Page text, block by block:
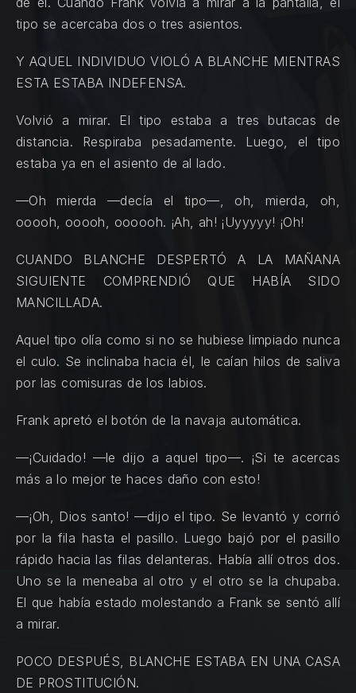
tipo se acercaba dos o tres asientos.
Y AQUEL INDIVIDUO VIOLÓ A BLANCHE MIENTRAS
ESTA ESTABA INDEFENSA.
Volvió a mirar. El tipo estaba a tres butacas de
distancia. Respiraba pesadamente. Luego, el tipo
estaba ya en el asiento de al lado.
—Oh mierda —decía el tipo—, oh, mierda, oh,
ooooh, ooooh, oooooh. ¡Ah, ah! ¡Uyyyyy! ¡Oh!
CUANDO BLANCHE DESPERTÓ A LA MAÑANA
SIGUIENTE COMPRENDIÓ QUE HABÍA SIDO
MANCILLADA.
Aquel tipo olía como si no se hubiese limpiado nunca
el culo. Se inclinaba hacia él, le caían hilos de saliva
por las comisuras de los labios.
Frank apretó el botón de la navaja automática.
—¡Cuidado! —le dijo a aquel tipo—. ¡Si te acercas
más a lo mejor te haces daño con esto!
—¡Oh, Dios santo! —dijo el tipo. Se levantó y corrió
por la fila hasta el pasillo. Luego bajó por el pasillo
rápido hacia las filas delanteras. Había allí otros dos.
Uno se la meneaba al otro y el otro se la chupaba.
El que había estado molestando a Frank se sentó allí
a mirar.
POCO DESPUÉS, BLANCHE ESTABA EN UNA CASA
DE PROSTITUCIÓN.